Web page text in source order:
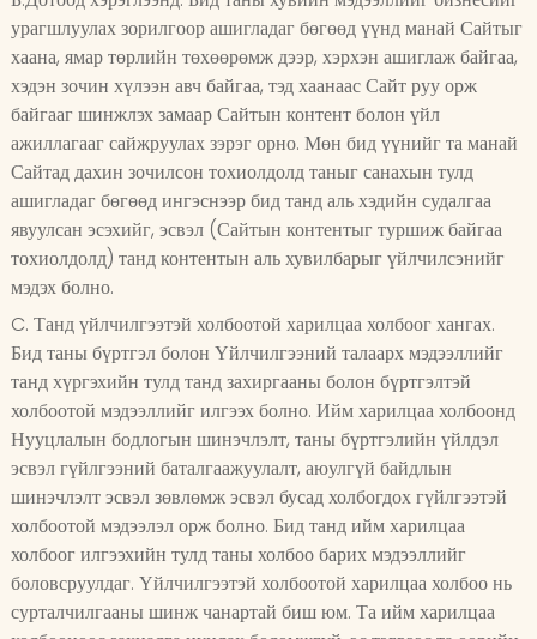
урагшлуулах зорилгоор ашигладаг бөгөөд үүнд манай Сайтыг
хаана, ямар төрлийн төхөөрөмж дээр, хэрхэн ашиглаж байгаа,
хэдэн зочин хүлээн авч байгаа, тэд хаанаас Сайт руу орж
байгааг шинжлэх замаар Сайтын контент болон үйл
ажиллагааг сайжруулах зэрэг орно. Мөн бид үүнийг та манай
Сайтад дахин зочилсон тохиолдолд таныг санахын тулд
ашигладаг бөгөөд ингэснээр бид танд аль хэдийн судалгаа
явуулсан эсэхийг, эсвэл (Сайтын контентыг туршиж байгаа
тохиолдолд) танд контентын аль хувилбарыг үйлчилсэнийг
мэдэх болно.
C. Танд үйлчилгээтэй холбоотой харилцаа холбоог хангах.
Бид таны бүртгэл болон Үйлчилгээний талаарх мэдээллийг
танд хүргэхийн тулд танд захиргааны болон бүртгэлтэй
холбоотой мэдээллийг илгээх болно. Ийм харилцаа холбоонд
Нууцлалын бодлогын шинэчлэлт, таны бүртгэлийн үйлдэл
эсвэл гүйлгээний баталгаажуулалт, аюулгүй байдлын
шинэчлэлт эсвэл зөвлөмж эсвэл бусад холбогдох гүйлгээтэй
холбоотой мэдээлэл орж болно. Бид танд ийм харилцаа
холбоог илгээхийн тулд таны холбоо барих мэдээллийг
боловсруулдаг. Үйлчилгээтэй холбоотой харилцаа холбоо нь
сурталчилгааны шинж чанартай биш юм. Та ийм харилцаа